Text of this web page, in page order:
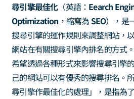
尋引擎最佳化（英語： Eearch
Optimization，縮寫為SEO），是
搜尋引擎的運作規則來調整網站，
網站在有關搜尋引擎內排名的方式
希望透過各種形式來影響搜尋引擎
己的網站可以有優秀的搜尋排名。
尋引擎作最佳化的處理」，是指為